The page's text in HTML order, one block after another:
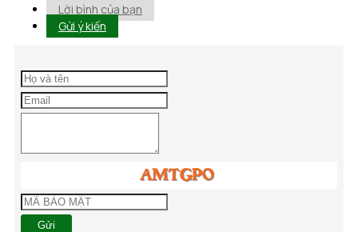
Lời bình của bạn
Gửi ý kiến
Gửi